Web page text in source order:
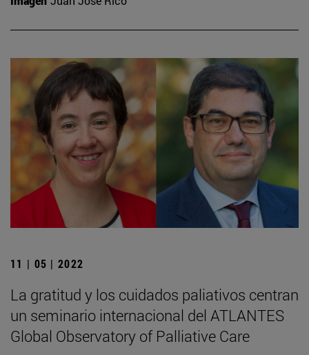
11 | 05 | 2022
La gratitud y los cuidados paliativos centran
un seminario internacional del ATLANTES
Global Observatory of Palliative Care